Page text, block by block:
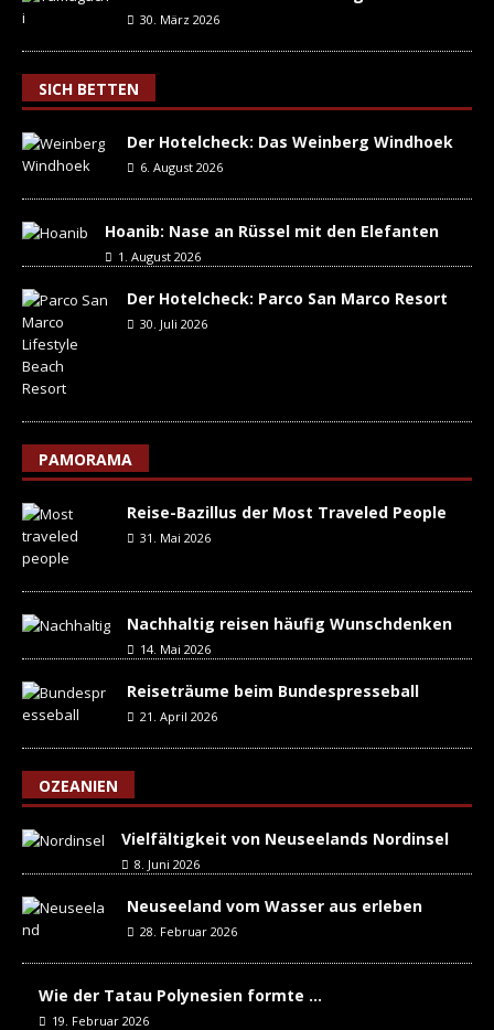
30. März 2026
SICH BETTEN
Der Hotelcheck: Das Weinberg Windhoek
6. August 2026
Hoanib: Nase an Rüssel mit den Elefanten
1. August 2026
Der Hotelcheck: Parco San Marco Resort
30. Juli 2026
PAMORAMA
Reise-Bazillus der Most Traveled People
31. Mai 2026
Nachhaltig reisen häufig Wunschdenken
14. Mai 2026
Reiseträume beim Bundespresseball
21. April 2026
OZEANIEN
Vielfältigkeit von Neuseelands Nordinsel
8. Juni 2026
Neuseeland vom Wasser aus erleben
28. Februar 2026
Wie der Tatau Polynesien formte …
19. Februar 2026